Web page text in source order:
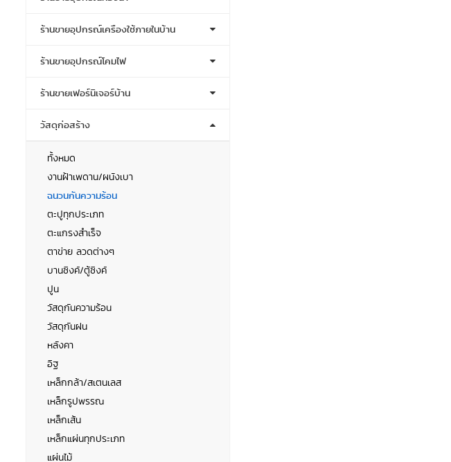
ร้านขายอุปกรณ์เครื่องใช้ภายในบ้าน
ร้านขายอุปกรณ์โคมไฟ
ร้านขายเฟอร์นิเจอร์บ้าน
วัสดุก่อสร้าง
ทั้งหมด
งานฝ้าเพดาน/ผนังเบา
ฉนวนกันความร้อน
ตะปูทุกประเภท
ตะแกรงสำเร็จ
ตาข่าย ลวดต่างๆ
บานซิงค์/ตู้ซิงค์
ปูน
วัสดุกันความร้อน
วัสดุกันฝน
หลังคา
อิฐ
เหล็กกล้า/สเตนเลส
เหล็กรูปพรรณ
เหล็กเส้น
เหล็กแผ่นทุกประเภท
แผ่นไม้